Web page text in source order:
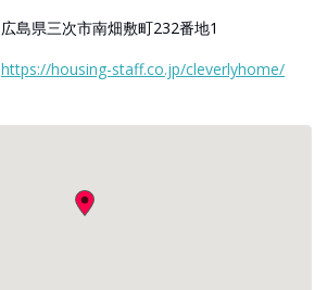
広島県三次市南畑敷町232番地1
https://housing-staff.co.jp/cleverlyhome/